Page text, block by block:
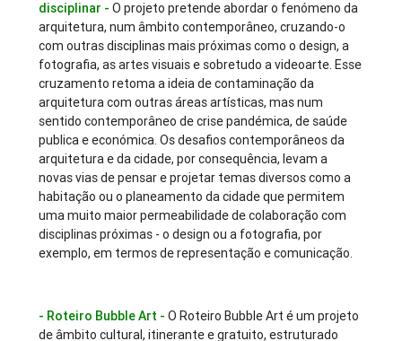
disciplinar -O projeto pretende abordar o fenómeno da
arquitetura, num âmbito contemporâneo, cruzando-o
com outras disciplinas mais próximas como o design, a
fotografia, as artes visuais e sobretudo a videoarte. Esse
cruzamento retoma a ideia de contaminação da
arquitetura com outras áreas artísticas, mas num
sentido contemporâneo de crise pandémica, de saúde
publica e económica. Os desafios contemporâneos da
arquitetura e da cidade, por consequência, levam a
novas vias de pensar e projetar temas diversos como a
habitação ou o planeamento da cidade que permitem
uma muito maior permeabilidade de colaboração com
disciplinas próximas - o design ou a fotografia, por
exemplo, em termos de representação e comunicação.
- Roteiro Bubble Art - O Roteiro Bubble Art é um projeto
de âmbito cultural, itinerante e gratuito, estruturado